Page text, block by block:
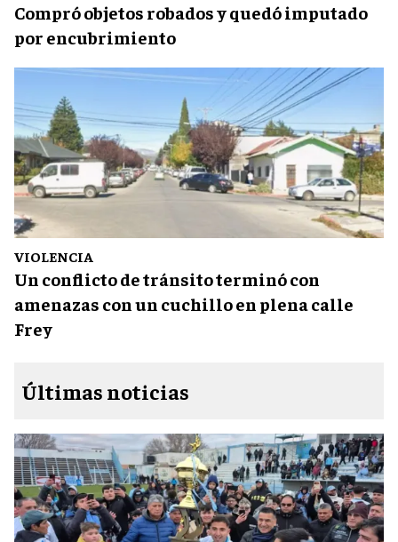
Compró objetos robados y quedó imputado
por encubrimiento
VIOLENCIA
Un conflicto de tránsito terminó con
amenazas con un cuchillo en plena calle
Frey
Últimas noticias